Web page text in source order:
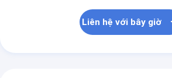
Liên hệ với bây giờ